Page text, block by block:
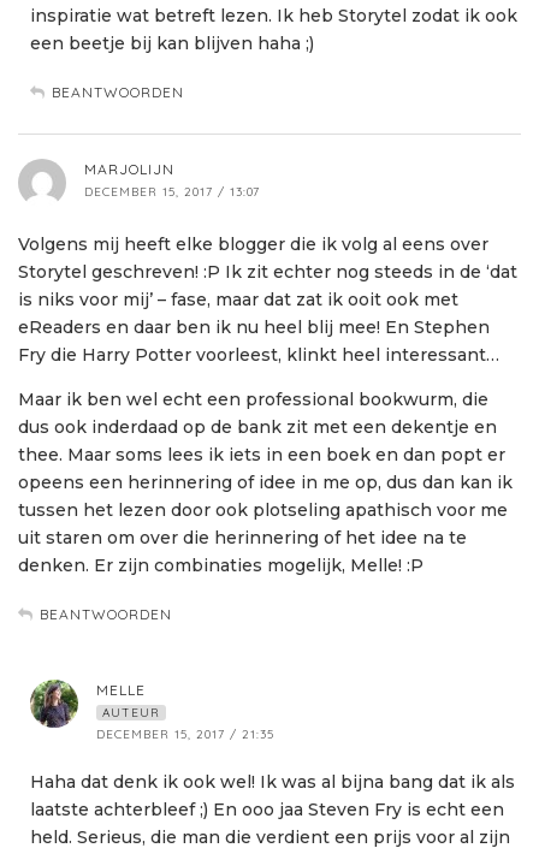
inspiratie wat betreft lezen. Ik heb Storytel zodat ik ook
een beetje bij kan blijven haha ;)
BEANTWOORDEN
MARJOLIJN
DECEMBER 15, 2017 / 13:07
Volgens mij heeft elke blogger die ik volg al eens over
Storytel geschreven! :P Ik zit echter nog steeds in de ‘dat
is niks voor mij’ – fase, maar dat zat ik ooit ook met
eReaders en daar ben ik nu heel blij mee! En Stephen
Fry die Harry Potter voorleest, klinkt heel interessant…
Maar ik ben wel echt een professional bookwurm, die
dus ook inderdaad op de bank zit met een dekentje en
thee. Maar soms lees ik iets in een boek en dan popt er
opeens een herinnering of idee in me op, dus dan kan ik
tussen het lezen door ook plotseling apathisch voor me
uit staren om over die herinnering of het idee na te
denken. Er zijn combinaties mogelijk, Melle! :P
BEANTWOORDEN
MELLE
AUTEUR
DECEMBER 15, 2017 / 21:35
Haha dat denk ik ook wel! Ik was al bijna bang dat ik als
laatste achterbleef ;) En ooo jaa Steven Fry is echt een
held. Serieus, die man die verdient een prijs voor al zijn